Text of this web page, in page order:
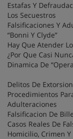
Estafas Y
Los Secuestros
Falsificaciones Y
“Bonni Y Clyde”
Hay Que Atender
¿Por Que Casi
Dinamica De
Delitos De
Procedimientos
Adulteraciones
Falsificacion De
Casos Reales De
Homicilio, Crimen